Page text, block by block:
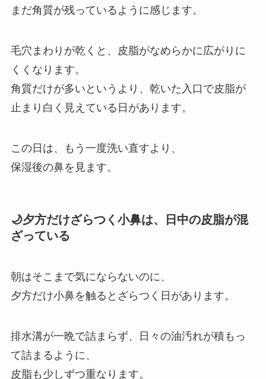
まだ角質が残っているように感じます。
毛穴まわりが乾くと、皮脂がなめらかに広がりに
くくなります。
角質だけが多いというより、乾いた入口で皮脂が
止まり白く見えている日があります。
この日は、もう一度洗い直すより、
保湿後の鼻を見ます。
🌙夕方だけざらつく小鼻は、日中の皮脂が混
ざっている
朝はそこまで気にならないのに、
夕方だけ小鼻を触るとざらつく日があります。
排水溝が一晩で詰まらず、日々の油汚れが積もっ
て詰まるように、
皮脂も少しずつ重なります。